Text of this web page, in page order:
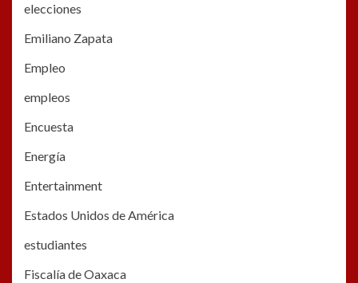
elecciones
Emiliano Zapata
Empleo
empleos
Encuesta
Energía
Entertainment
Estados Unidos de América
estudiantes
Fiscalía de Oaxaca